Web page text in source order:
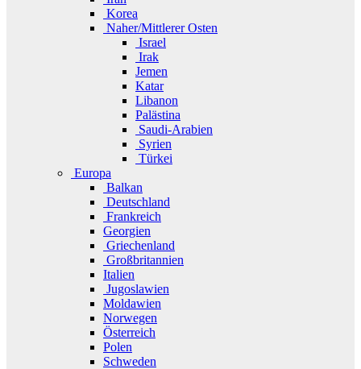
Korea
Naher/Mittlerer Osten
Israel
Irak
Jemen
Katar
Libanon
Palästina
Saudi-Arabien
Syrien
Türkei
Europa
Balkan
Deutschland
Frankreich
Georgien
Griechenland
Großbritannien
Italien
Jugoslawien
Moldawien
Norwegen
Österreich
Polen
Schweden